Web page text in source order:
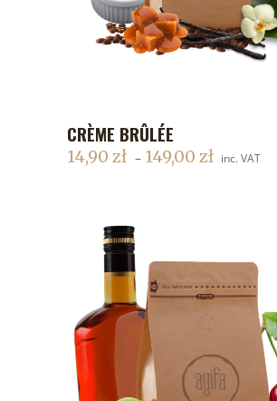
DODAJ DO KOSZYKA
CRÈME BRÛLÉE
14,90 zł – 149,00 zł inc. VAT